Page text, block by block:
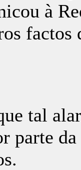
à
factos
tal
parte